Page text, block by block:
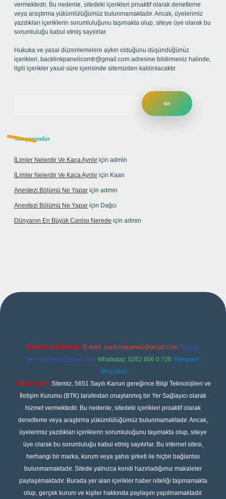
vermektedir. Bu nedenle, sitedeki içerikleri proaktif olarak denetleme
veya araştırma yükümlülüğümüz bulunmamaktadır. Ancak, üyelerimiz
yazdıkları içeriklerin sorumluluğunu taşımakta olup, siteye üye olarak bu
sorumluluğu kabul etmiş sayılırlar.
Hukuka ve yasal düzenlemelere aykırı olduğunu düşündüğünüz
içerikleri, backlinkpanelicomtr@gmail.com adresine bildirmeniz halinde,
ilgili içerikler yasal süre içerisinde sitemizden kaldırılacaktır.
Son yorumlar
İLimler Nelerdir Ve Kaça Ayrılır için admin
İLimler Nelerdir Ve Kaça Ayrılır için Kaan
Anestezi Bölümü Ne Yapar için admin
Anestezi Bölümü Ne Yapar için Dağcı
Dünyanın En Büyük Canlısı Nerede için admin
giriş
Reklam ve İletişim: E-mail: backlinkpaneli@gmail.com Teams:
forumhizmeti@gmail.com Whatsapp: 0262 606 0 726 Telegram:
@karabul
Yasal Uyarı: Sitemiz, 5651 Sayılı Kanun gereğince Bilgi Teknolojileri ve
İletişim Kurumu (BTK) tarafından onaylanmış bir Yer Sağlayıcı olarak
hizmet vermektedir. Bu nedenle, sitedeki içerikleri proaktif olarak
denetleme veya araştırma yükümlülüğümüz bulunmamaktadır. Ancak,
üyelerimiz yazdıkları içeriklerin sorumluluğunu taşımakta olup, siteye
üye olarak bu sorumluluğu kabul etmiş sayılırlar. Bu internet sitesi,
herhangi bir marka, kurum veya şahıs şirketi ile hiçbir bağlantısı
bulunmamaktadır. Sitede yalnızca kendi hazırladığımız makaleler
paylaşılmaktadır. Burada yer alan içerikler haber niteliği taşımamakta
olup, gerçek kurum ve kişiler hakkında paylaşım yapılmamaktadır.